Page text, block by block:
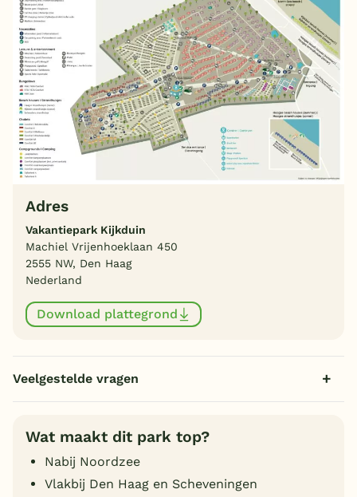
Adres
Vakantiepark Kijkduin
Machiel Vrijenhoeklaan 450
2555 NW, Den Haag
Nederland
Download plattegrond
Veelgestelde vragen
Wat maakt dit park top?
Nabij Noordzee
Vlakbij Den Haag en Scheveningen